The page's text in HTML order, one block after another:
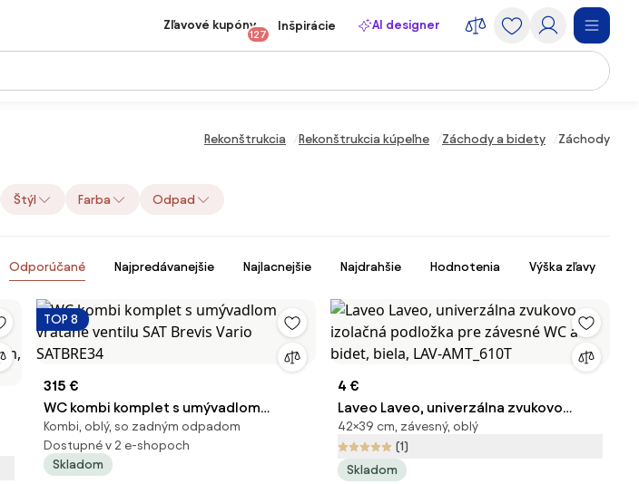
Zľavové kupóny
127
Inšpirácie AI designer
Rekonštrukcia Rekonštrukcia kúpeľne Záchody a bidety Záchody
Štýl Farba Odpad
Odporúčané Najpredávanejšie Najlacnejšie Najdrahšie Hodnotenia Výška zľavy
TOP 8
315 €
WC kombi komplet s umývadlom
vrátane ventilu SAT Brevis Vario
SATBRE34
Kombi, oblý, so zadným odpadom
Dostupné v 2 e-shopoch
Skladom
4 €
Laveo Laveo, univerzálna zvukovo
izolačná podložka pre závesné WC a
bidet, biela, LAV-AMT_610T
42×39 cm, závesný, oblý
(1)
Skladom